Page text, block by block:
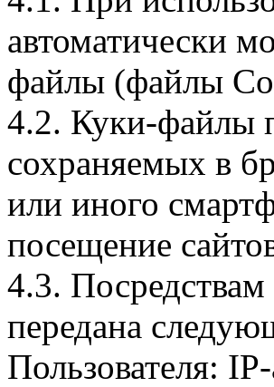
автоматически
файлы (файлы
4.2. Куки-файлы
сохраняемых в
или иного
посещение
4.3.
передана
Пользователя: